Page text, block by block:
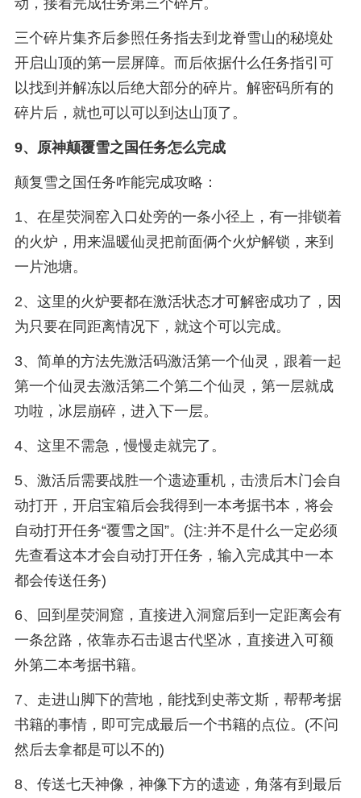
动，接着完成任务第三个碎片。
三个碎片集齐后参照任务指去到龙脊雪山的秘境处
开启山顶的第一层屏障。而后依据什么任务指引可
以找到并解冻以后绝大部分的碎片。解密码所有的
碎片后，就也可以可以到达山顶了。
9、 原神颠覆雪之国任务怎么完成
颠复雪之国任务咋能完成攻略：
1、在星荧洞窑入口处旁的一条小径上，有一排锁着
的火炉，用来温暖仙灵把前面俩个火炉解锁，来到
一片池塘。
2、这里的火炉要都在激活状态才可解密成功了，因
为只要在同距离情况下，就这个可以完成。
3、简单的方法先激活码激活第一个仙灵，跟着一起
第一个仙灵去激活第二个第二个仙灵，第一层就成
功啦，冰层崩碎，进入下一层。
4、这里不需急，慢慢走就完了。
5、激活后需要战胜一个遗迹重机，击溃后木门会自
动打开，开启宝箱后会我得到一本考据书本，将会
自动打开任务“覆雪之国”。(注:并不是什么一定必须
先查看这本才会自动打开任务，输入完成其中一本
都会传送任务)
6、回到星荧洞窟，直接进入洞窟后到一定距离会有
一条岔路，依靠赤石击退古代坚冰，直接进入可额
外第二本考据书籍。
7、走进山脚下的营地，能找到史蒂文斯，帮帮考据
书籍的事情，即可完成最后一个书籍的点位。(不问
然后去拿都是可以不的)
8、传送七天神像，神像下方的遗迹，角落有到最后